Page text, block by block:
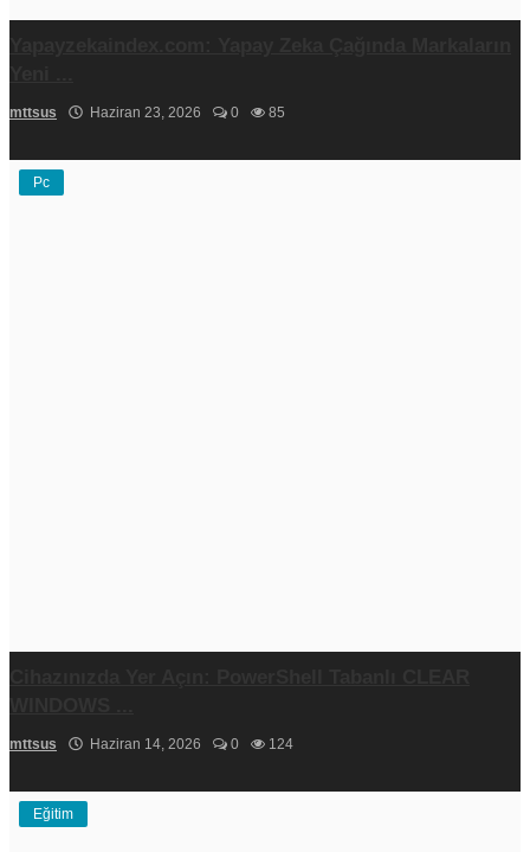
mttsus Haziran 23, 2026 0 85
Pc
mttsus Haziran 14, 2026 0 124
Eğitim